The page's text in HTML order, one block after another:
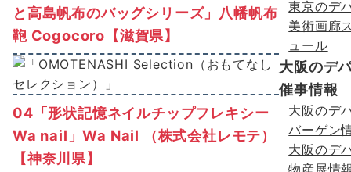
と高島帆布のバッグシリーズ」八幡帆布
鞄 Cogocoro【滋賀県】
04「形状記憶ネイルチップフレキシー
Wa nail」Wa Nail （株式会社レモテ）
【神奈川県】
東京のデ
美術画廊
ュール
大阪のデ
催事情報
大阪のデ
バーゲン
大阪のデ